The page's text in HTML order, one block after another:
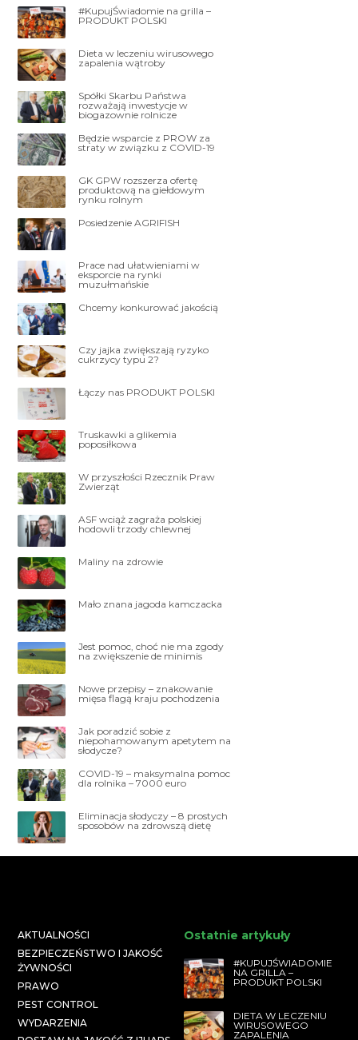
#KupujŚwiadomie na grilla –
PRODUKT POLSKI
Dieta w leczeniu wirusowego
zapalenia wątroby
Spółki Skarbu Państwa
rozważają inwestycje w
biogazownie rolnicze
Będzie wsparcie z PROW za
straty w związku z COVID-19
GK GPW rozszerza ofertę
produktową na giełdowym
rynku rolnym
Posiedzenie AGRIFISH
Prace nad ułatwieniami w
eksporcie na rynki
muzułmańskie
Chcemy konkurować jakością
Czy jajka zwiększają ryzyko
cukrzycy typu 2?
Łączy nas PRODUKT POLSKI
Truskawki a glikemia
poposiłkowa
W przyszłości Rzecznik Praw
Zwierząt
ASF wciąż zagraża polskiej
hodowli trzody chlewnej
Maliny na zdrowie
Mało znana jagoda kamczacka
Jest pomoc, choć nie ma zgody
na zwiększenie de minimis
Nowe przepisy – znakowanie
mięsa flagą kraju pochodzenia
Jak poradzić sobie z
niepohamowanym apetytem na
słodycze?
COVID-19 – maksymalna pomoc
dla rolnika – 7000 euro
Eliminacja słodyczy – 8 prostych
sposobów na zdrowszą dietę
AKTUALNOŚCI
BEZPIECZEŃSTWO I JAKOŚĆ
ŻYWNOŚCI
PRAWO
PEST CONTROL
WYDARZENIA
Ostatnie artykuły
#KUPUJŚWIADOMIE
NA GRILLA –
PRODUKT POLSKI
DIETA W LECZENIU
WIRUSOWEGO
ZAPALENIA